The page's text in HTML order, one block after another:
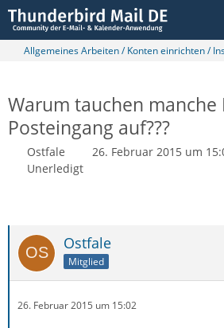
Allgemeines Arbeiten / Konten einrichten /
Warum tauchen
Posteingang auf???
Ostfale 26. Februar 2015 um
Unerledigt
Ostfale
Mitglied
26. Februar 2015 um 15:02